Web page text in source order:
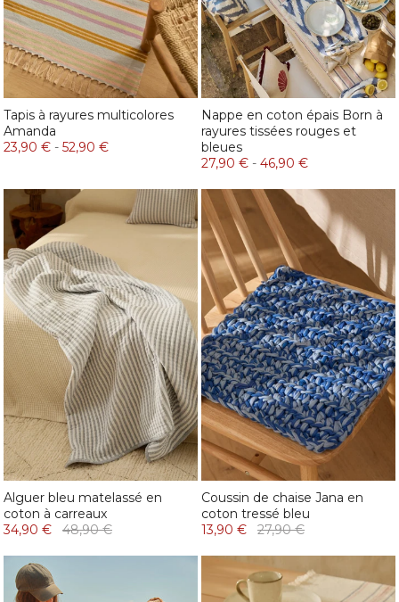
Tapis à rayures multicolores
Amanda
23,90 € - 52,90 €
Nappe en coton épais Born à
rayures tissées rouges et
bleues
27,90 € - 46,90 €
Alguer bleu matelassé en
coton à carreaux
34,90 €
48,90 €
Coussin de chaise Jana en
coton tressé bleu
13,90 €
27,90 €